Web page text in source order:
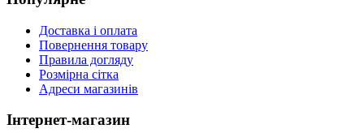
Доставка і оплата
Повернення товару
Правила догляду
Розмірна сітка
Адреси магазинів
Інтернет-магазин